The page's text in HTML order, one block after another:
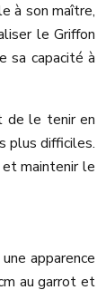
à son maître,
le Griffon
sa capacité à
de le tenir en
plus difficiles.
maintenir le
apparence
au garrot et